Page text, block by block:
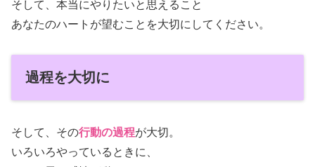
そして、本当にやりたいと思えること
あなたのハートが望むことを大切にしてください。
過程を大切に
そして、その行動の過程が大切。
いろいろやっているときに、